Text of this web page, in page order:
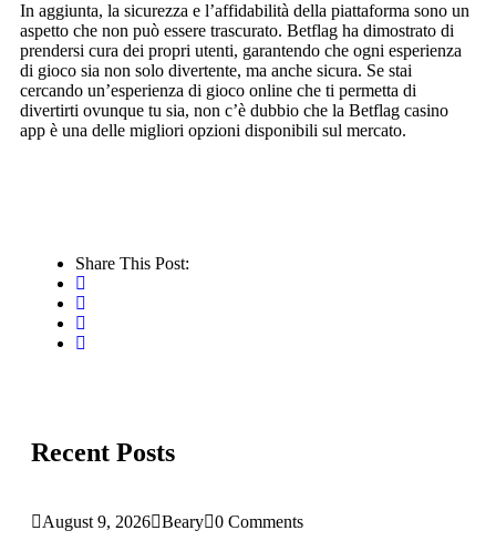
In aggiunta, la sicurezza e l’affidabilità della piattaforma sono un
aspetto che non può essere trascurato. Betflag ha dimostrato di
prendersi cura dei propri utenti, garantendo che ogni esperienza
di gioco sia non solo divertente, ma anche sicura. Se stai
cercando un’esperienza di gioco online che ti permetta di
divertirti ovunque tu sia, non c’è dubbio che la Betflag casino
app è una delle migliori opzioni disponibili sul mercato.
Share This Post:
Recent Posts
August 9, 2026 Beary 0 Comments